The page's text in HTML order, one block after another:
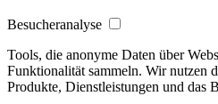
Besucheranalyse
Tools, die anonyme Daten über
Funktionalität sammeln. Wir nutzen
Produkte, Dienstleistungen und das